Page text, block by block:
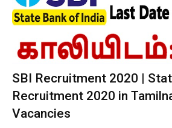
SBI Recruitment 2020 |
Recruitment 2020 in
Vacancies